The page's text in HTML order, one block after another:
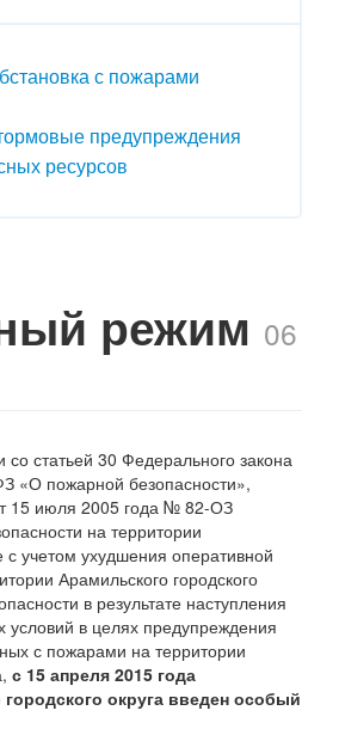
с пожарами
предупреждения
ресурсов
режим 06
статьей 30 Федерального закона
«О пожарной безопасности»,
15 июля 2005 года №82-ОЗ
на территории
с учетом ухудшения оперативной
Арамильского городского
в результате наступления
условий в целях предупреждения
с пожарами на территории
с 15 апреля 2015 года
округа введен особый